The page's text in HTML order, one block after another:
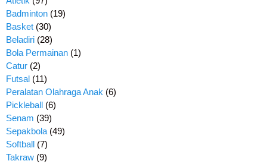
Badminton (19)
Basket (30)
Beladiri (28)
Bola Permainan (1)
Catur (2)
Futsal (11)
Peralatan Olahraga Anak (6)
Pickleball (6)
Senam (39)
Sepakbola (49)
Softball (7)
Takraw (9)